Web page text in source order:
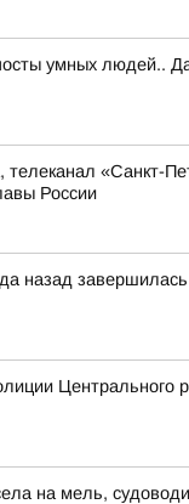
умных людей..
телеканал «Санкт-
России
назад
Центрального
на мель,